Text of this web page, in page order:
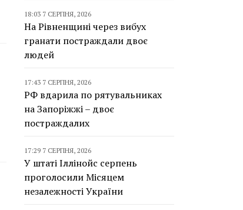
18:03 7 СЕРПНЯ, 2026
На Рівненщині через вибух
гранати постраждали двоє
людей
17:43 7 СЕРПНЯ, 2026
РФ вдарила по рятувальниках
на Запоріжжі – двоє
постраждалих
17:29 7 СЕРПНЯ, 2026
У штаті Іллінойс серпень
проголосили Місяцем
незалежності України